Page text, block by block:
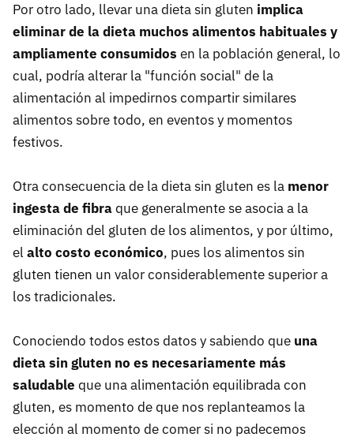
Por otro lado, llevar una dieta sin gluten implica
eliminar de la dieta muchos alimentos habituales y
ampliamente consumidos en la población general, lo
cual, podría alterar la "función social" de la
alimentación al impedirnos compartir similares
alimentos sobre todo, en eventos y momentos
festivos.
Otra consecuencia de la dieta sin gluten es la menor
ingesta de fibraque generalmente se asocia a la
eliminación del gluten de los alimentos, y por último,
el alto costo económico, pues los alimentos sin
gluten tienen un valor considerablemente superior a
los tradicionales.
Conociendo todos estos datos y sabiendo que una
dieta sin gluten no es necesariamente más
saludable que una alimentación equilibrada con
gluten, es momento de que nos replanteamos la
elección al momento de comer si no padecemos